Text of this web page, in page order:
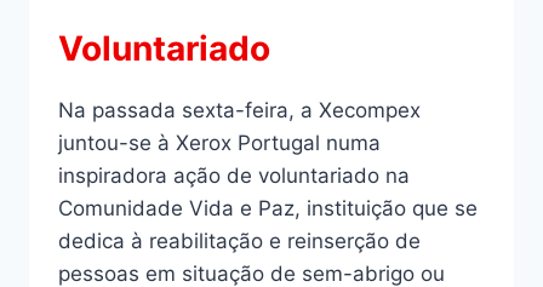
Voluntariado
Na passada sexta-feira, a Xecompex
juntou-se à Xerox Portugal numa
inspiradora ação de voluntariado na
Comunidade Vida e Paz, instituição que se
dedica à reabilitação e reinserção de
pessoas em situação de sem-abrigo ou